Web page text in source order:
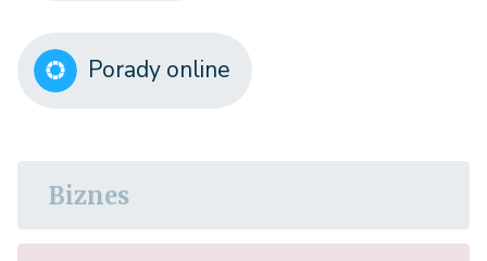
Porady online
Biznes